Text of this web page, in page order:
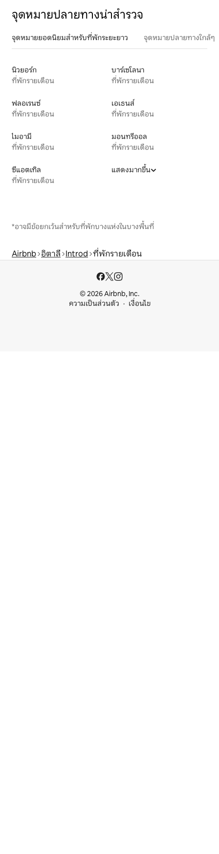
จุดหมายปลายทางน่าสำรวจ
จุดหมายยอดนิยมสำหรับที่พักระยะยาว จุดหมายปลายทางใกล้ๆ
นิวยอร์ก
ที่พักรายเดือน
บาร์เซโลนา
ที่พักรายเดือน
ฟลอเรนซ์
ที่พักรายเดือน
เอเธนส์
ที่พักรายเดือน
ไมอามี
ที่พักรายเดือน
มอนทรีออล
ที่พักรายเดือน
ซีแอตเทิล
ที่พักรายเดือน
แสดงมากขึ้น
*อาจมีข้อยกเว้นสำหรับที่พักบางแห่งในบางพื้นที่
Airbnb อิตาลี Introd ที่พักรายเดือน
© 2026 Airbnb, Inc.
ความเป็นส่วนตัว
เงื่อนไข